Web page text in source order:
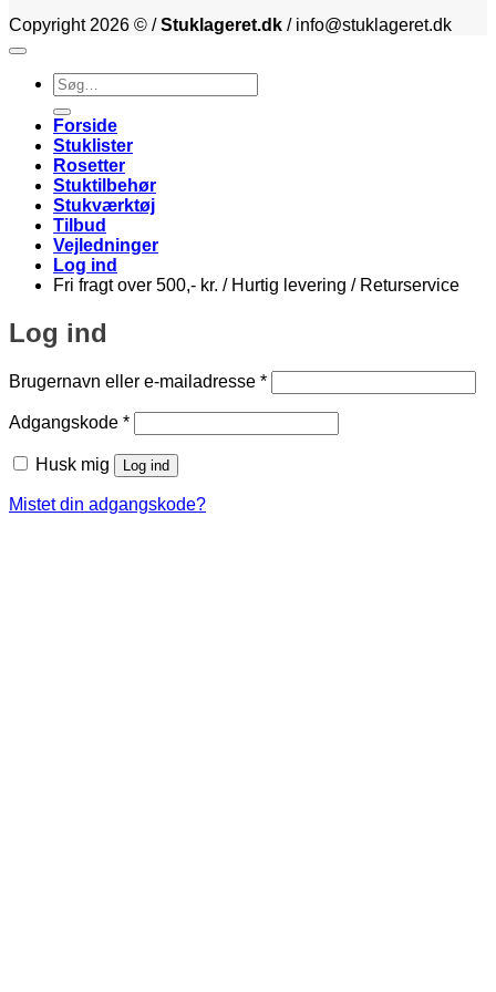
Copyright 2026 © /Stuklageret.dk / info@stuklageret.dk
Søg
efter:
Forside
Stuklister
Rosetter
Stuktilbehør
Stukværktøj
Tilbud
Vejledninger
Log ind
Fri fragt over 500,- kr. / Hurtig levering / Returservice
Log ind
Brugernavn eller e-mailadresse *Påkrævet
Adgangskode *Påkrævet
Husk mig Log ind
Mistet din adgangskode?